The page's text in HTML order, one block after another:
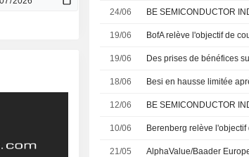
24/06
19/06 BofA relève l'objectif de
19/06 Des prises de bénéfices
18/06 Besi en hausse limitée
12/06 BE SEMICONDUCTOR
10/06
21/05